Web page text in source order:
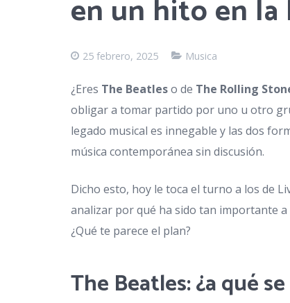
en un hito en la
25 febrero, 2025 Musica
¿Eres The Beatleso de The Rolling
obligar a tomar partido por uno u otro
legado musical es innegable y las dos
música contemporánea sin discusión.
Dicho esto, hoy le toca el turno a los de
analizar por qué ha sido tan importante
¿Qué te parece el plan?
The Beatles: ¿a qué